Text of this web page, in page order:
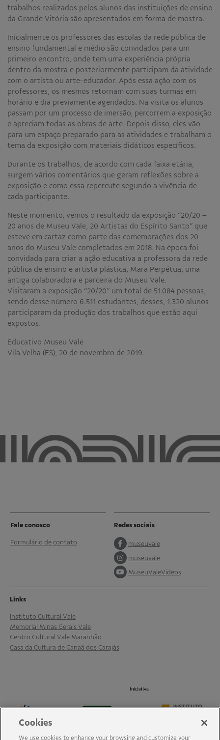
trabalhos realizados pelos alunos das instituições de ensino
da Grande Vitória são apresentados em forma de mostra.
Inicialmente os professores das escolas da rede pública de
ensino fundamental e médio são convidados para um
primeiro encontro, onde tem uma experiência própria
dentro da mostra e posteriormente participam da atividade
com o artista ou arte-educador. Após essa ação com os
professores, os mesmos retornam com suas turmas em
horário e dia previamente agendados. Na visita os alunos
passam por um processo de imersão, percorrem a exposição
e apreciam todas as obras de arte. Depois disso, eles vão
para um espaço preparado para as atividades e trabalham o
tema da exposição com materiais didáticos específicos.
Durante os trabalhos, de acordo com cada faixa etária,
surgem vários comentários que geram reflexões sobre a
exposição e como essa repercute segundo a vivência de
cada participante.
Neste momento, vemos o resultado da exposição “20/20 –
20 anos de Museu Vale, 20 Artistas do Espírito Santo” que
esteve em cartaz como parte das comemorações dos 20
anos do Museu Vale completados em 2018. Na época foi
convidada para criar a ação educativa a professora da rede
pública de ensino e artista plástica, Mara Perpétua, uma
antiga colaboradora e parceira do Museu Vale.
Visitaram a exposição “20/20” um total de 51.084 pessoas,
sendo desse número 6.511 estudantes, desses, 1.320 alunos
participaram da produção dos trabalhos que estão aqui
expostos.
Educativo Museu Vale
Vila Velha (ES), 20 de novembro de 2019.
Fale conosco
Formulário de contato
Redes sociais
museuvale
museuvale
MuseuValeVideos
Links
Instituto Cultural Vale
Memorial Minas Gerais Vale
Centro Cultural Vale Maranhão
Casa da Cultura de Canaã dos Carajás
Cookies
We use cookies to enhance your browsing and customize your